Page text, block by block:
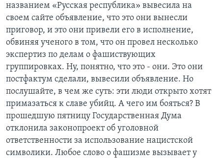
названием «Русская республика» вывесила на
своем сайте объявление, что это они вынесли
приговор, и это они привели его в исполнение,
обвиняя ученого в том, что он провел несколько
экспертиз по делам о фашиствующих
группировках. Ну, понятно, что это - они. Это они
постфактум сделали, вывесили объявление. Но
послушайте, в чем же суть: эти люди открыто хотят
примазаться к славе убийц. А чего им бояться? В
прошедшую пятницу Государственная Дума
отклонила законопроект об уголовной
ответственности за использование нацистской
символики. Любое слово о фашизме вызывает у